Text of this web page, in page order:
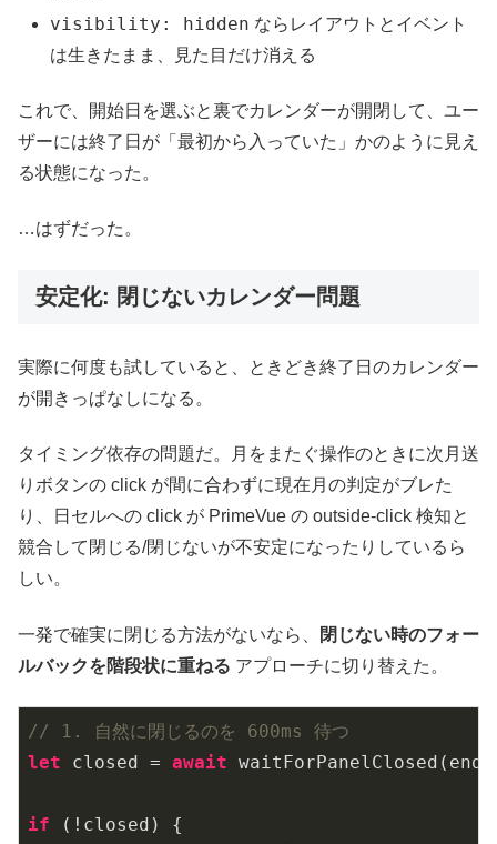
visibility: hidden ならレイアウトとイベント
は生きたまま、見た目だけ消える
これで、開始日を選ぶと裏でカレンダーが開閉して、ユー
ザーには終了日が「最初から入っていた」かのように見え
る状態になった。
…はずだった。
安定化: 閉じないカレンダー問題
実際に何度も試していると、ときどき終了日のカレンダー
が開きっぱなしになる。
タイミング依存の問題だ。月をまたぐ操作のときに次月送
りボタンの click が間に合わずに現在月の判定がブレた
り、日セルへの click が PrimeVue の outside-click 検知と
競合して閉じる/閉じないが不安定になったりしているら
しい。
一発で確実に閉じる方法がないなら、
閉じない時のフォー
ルバックを階段状に重ねる アプローチに切り替えた。
// 1. 自然に閉じるのを 600ms 待つ
let closed = await
if (!closed) {